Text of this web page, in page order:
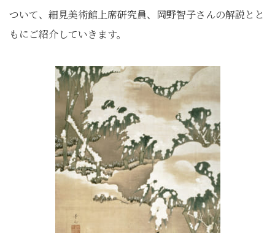
ついて、細見美術館上席研究員、岡野智子さんの解説とと
もにご紹介していきます。